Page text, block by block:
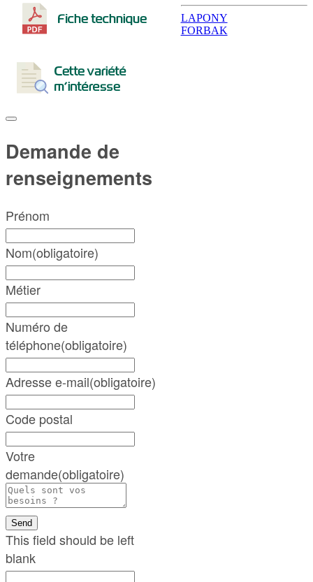
Demande de
renseignements
Prénom
Nom(obligatoire)
Métier
Numéro de
téléphone(obligatoire)
Adresse e-mail(obligatoire)
Code postal
Votre
demande(obligatoire)
Send
This field should be left
blank
Post
navigation
LAPONY
FORBAK